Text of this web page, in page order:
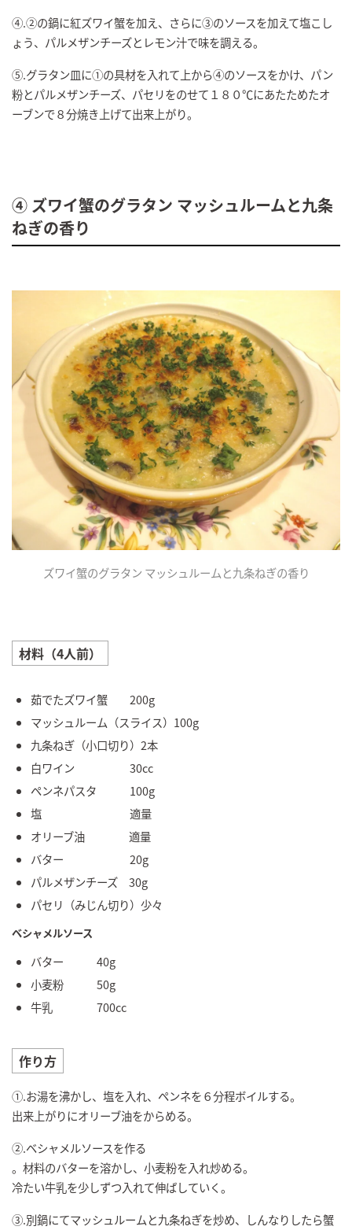
④.②の鍋に紅ズワイ蟹を加え、さらに③のソースを加えて塩こし
ょう、パルメザンチーズとレモン汁で味を調える。
⑤.グラタン皿に①の具材を入れて上から④のソースをかけ、パン
粉とパルメザンチーズ、パセリをのせて１８０℃にあたためたオ
ーブンで８分焼き上げて出来上がり。
④ ズワイ蟹のグラタン マッシュルームと九条
ねぎの香り
ズワイ蟹のグラタン マッシュルームと九条ねぎの香り
材料（4人前）
茹でたズワイ蟹 200g
マッシュルーム（スライス）100g
九条ねぎ（小口切り）2本
白ワイン 30cc
ペンネパスタ 100g
塩 適量
オリーブ油 適量
バター 20g
パルメザンチーズ 30g
パセリ（みじん切り）少々
ベシャメルソース
バター 40g
小麦粉 50g
牛乳 700cc
作り方
①.お湯を沸かし、塩を入れ、ペンネを６分程ボイルする。
出来上がりにオリーブ油をからめる。
②.ベシャメルソースを作る
。材料のバターを溶かし、小麦粉を入れ炒める。
冷たい牛乳を少しずつ入れて伸ばしていく。
③.別鍋にてマッシュルームと九条ねぎを炒め、しんなりしたら蟹